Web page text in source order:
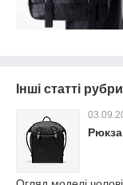
Інші статті